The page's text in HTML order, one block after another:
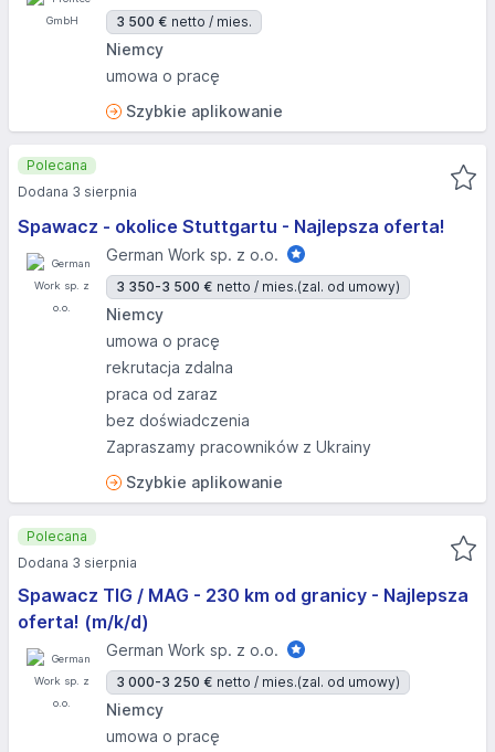
3 500 € netto / mies.
Niemcy
umowa o pracę
Szybkie aplikowanie
Spawacz - okolice Stuttgartu - Najlepsza oferta!
German Work sp. z o.o.
3 350-3 500 € netto / mies.(zal. od umowy)
Niemcy
umowa o pracę
rekrutacja zdalna
praca od zaraz
bez doświadczenia
Zapraszamy pracowników z Ukrainy
Szybkie aplikowanie
Polecana
Dodana 3 sierpnia
Spawacz TIG / MAG - 230 km od granicy - Najlepsza
oferta! (m/k/d)
German Work sp. z o.o.
3 000-3 250 € netto / mies.(zal. od umowy)
Niemcy
umowa o pracę
Polecana
Dodana 3 sierpnia